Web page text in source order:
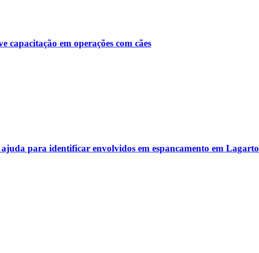
em operações com cães
para identificar envolvidos em espancamento em Lagarto